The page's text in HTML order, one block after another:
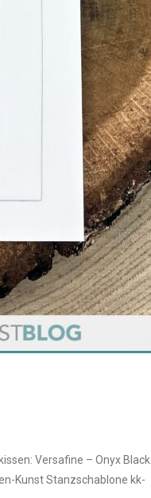
Versafine – Onyx Black
Kunst Stanzschablone kk-